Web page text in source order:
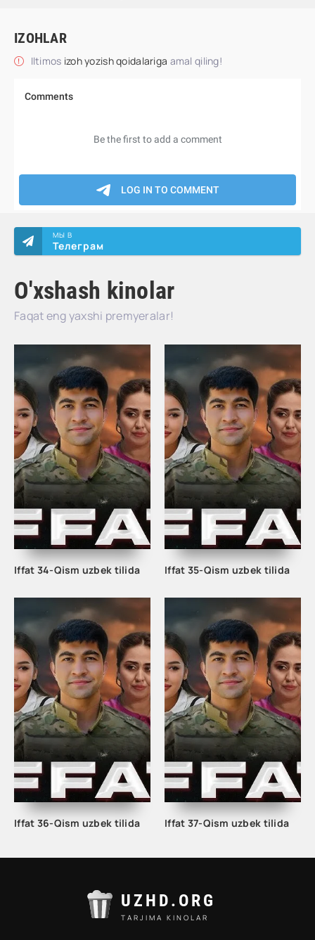
IZOHLAR
Iltimos izoh yozish qoidalariga amal qiling!
O'xshash kinolar
Faqat eng yaxshi premyeralar!
МЫ В
Телеграм
Iffat 34-Qism uzbek tilida Iffat 35-Qism uzbek tilida
Iffat 36-Qism uzbek tilida Iffat 37-Qism uzbek tilida
UZHD.ORG
TARJIMA KINOLAR